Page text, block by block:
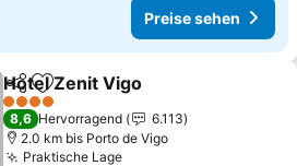
Preise sehen
TeilenZu Favoriten hinzufügen
Hotel Zenit Vigo
4 Sterne
8,6 Hervorragend
6.113
2.0 km bis Porto de Vigo
Praktische Lage